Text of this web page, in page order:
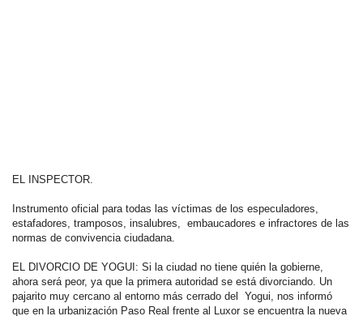
EL INSPECTOR.
Instrumento oficial para todas las víctimas de los especuladores,
estafadores, tramposos, insalubres, embaucadores e infractores de las
normas de convivencia ciudadana.
EL DIVORCIO DE YOGUI: Si la ciudad no tiene quién la gobierne,
ahora será peor, ya que la primera autoridad se está divorciando. Un
pajarito muy cercano al entorno más cerrado del Yogui, nos informó
que en la urbanización Paso Real frente al Luxor se encuentra la nueva